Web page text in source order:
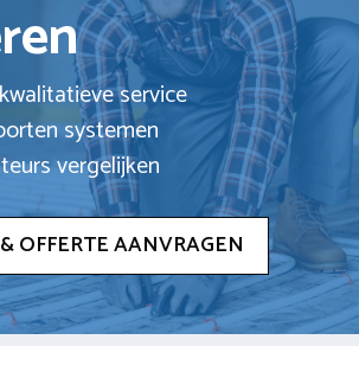
service
systemen
vergelijken
OFFERTE AANVRAGEN